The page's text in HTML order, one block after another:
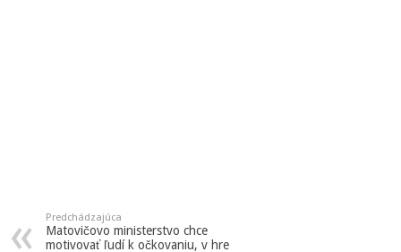
Predchádzajúca
Matovičovo ministerstvo chce
motivovať ľudí k očkovaniu, v hre